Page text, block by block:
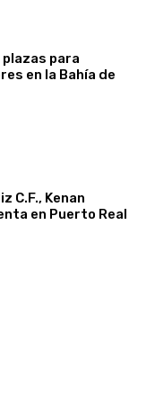
para
en la Bahía de
C.F., Kenan
en Puerto Real